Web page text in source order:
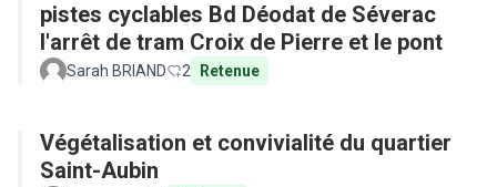
pistes cyclables Bd Déodat de Séverac
l'arrêt de tram Croix de Pierre et le pont
Sarah BRIAND 2 Retenue
Végétalisation et convivialité du quartier
Saint-Aubin